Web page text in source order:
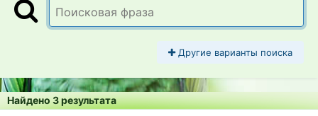
Другие варианты поиска
Найдено 3 результата